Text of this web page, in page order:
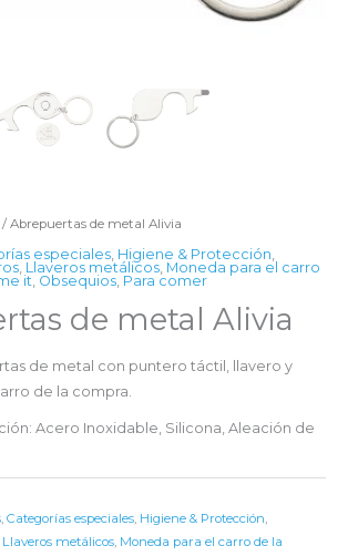
/ Abrepuertas de metal Alivia
especiales, Higiene & Protección,
, Llaveros metálicos, Moneda para el carro
it, Obsequios, Para comer
de metal Alivia
de metal con puntero táctil, llavero y
de la compra.
Acero Inoxidable, Silicona, Aleación de
, Categorías especiales, Higiene & Protección,
Llaveros metálicos, Moneda para el carro de la